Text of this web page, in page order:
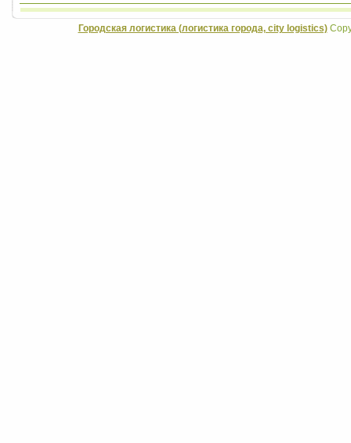
Городская логистика (логистика города, city logistics)